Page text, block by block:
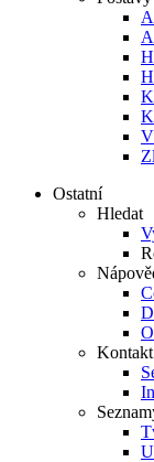
Ostatní
Hledat
Kontakt